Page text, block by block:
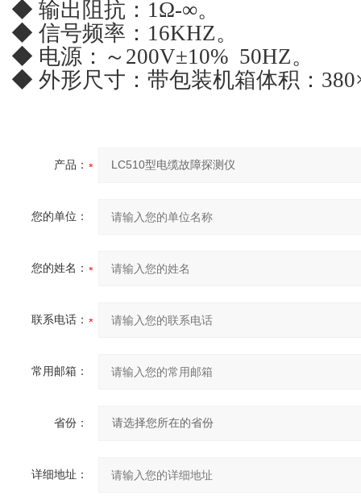
◆ 输出阻抗：1Ω-∞。
◆ 信号频率：16KHZ。
◆ 电源：～200V±10% 50HZ。
◆ 外形尺寸：带包装机箱体积：
产品：
您的单位：
您的姓名：
联系电话：
常用邮箱：
省份：
详细地址：